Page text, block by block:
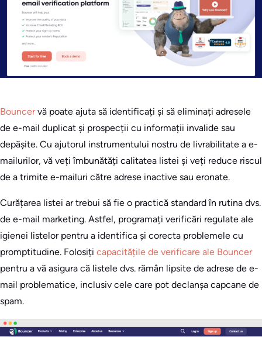
Bouncervă poate ajuta să identificați și să eliminați adresele
de e-mail duplicat și prospecții cu informații invalide sau
depășite. Cu ajutorul instrumentului nostru de livrabilitate a e-
mailurilor, vă veți îmbunătăți calitatea listei și veți reduce riscul
de a trimite e-mailuri către adrese inactive sau eronate.
Curățarea listei ar trebui să fie o practică standard în rutina dvs.
de e-mail marketing. Astfel, programați verificări regulate ale
igienei listelor pentru a identifica și corecta problemele cu
promptitudine. Folosiți capacitățile de verificare ale Bouncer
pentru a vă asigura că listele dvs. rămân lipsite de adrese de e-
mail problematice, inclusiv cele care pot declanșa capcane de
spam.